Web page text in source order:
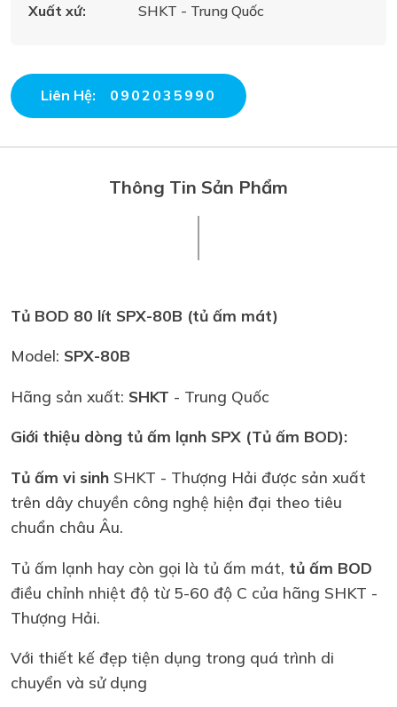
Xuất xứ:
SHKT - Trung Quốc
Liên Hệ: 0902035990
Thông Tin Sản Phẩm
Tủ BOD 80 lít SPX-80B (tủ ấm mát)
Model: SPX-80B
Hãng sản xuất: SHKT - Trung Quốc
Giới thiệu dòng tủ ấm lạnh SPX (Tủ ấm BOD):
Tủ ấm vi sinh SHKT - Thượng Hải được sản xuất
trên dây chuyền công nghệ hiện đại theo tiêu
chuẩn châu Âu.
Tủ ấm lạnh hay còn gọi là tủ ấm mát, tủ ấm BOD
điều chỉnh nhiệt độ từ 5-60 độ C của hãng SHKT -
Thượng Hải.
Với thiết kế đẹp tiện dụng trong quá trình di
chuyển và sử dụng